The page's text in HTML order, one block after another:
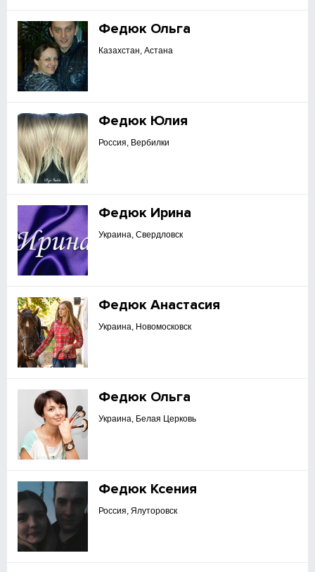
Федюк Ольга
Казахстан, Астана
Федюк Юлия
Россия, Вербилки
Федюк Ирина
Украина, Свердловск
Федюк Анастасия
Украина, Новомосковск
Федюк Ольга
Украина, Белая Церковь
Федюк Ксения
Россия, Ялуторовск